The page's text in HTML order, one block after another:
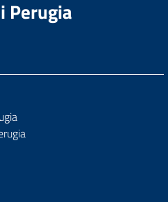
Perugia